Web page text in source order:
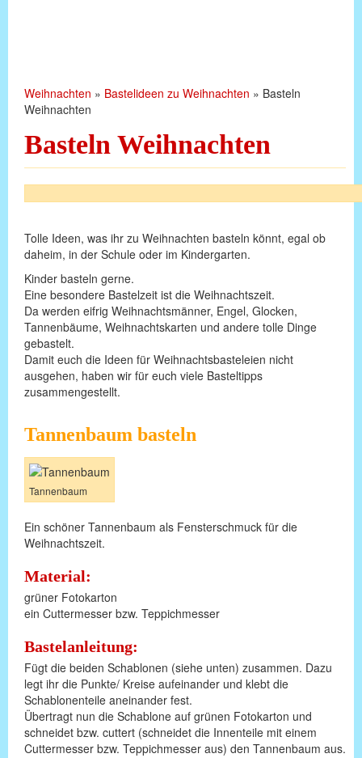
Weihnachten » Bastelideen zu Weihnachten » Basteln
Weihnachten
Basteln Weihnachten
Tolle Ideen, was ihr zu Weihnachten basteln könnt, egal ob
daheim, in der Schule oder im Kindergarten.
Kinder basteln gerne.
Eine besondere Bastelzeit ist die Weihnachtszeit.
Da werden eifrig Weihnachtsmänner, Engel, Glocken,
Tannenbäume, Weihnachtskarten und andere tolle Dinge
gebastelt.
Damit euch die Ideen für Weihnachtsbasteleien nicht
ausgehen, haben wir für euch viele Basteltipps
zusammengestellt.
Tannenbaum basteln
Tannenbaum
Ein schöner Tannenbaum als Fensterschmuck für die
Weihnachtszeit.
Material:
grüner Fotokarton
ein Cuttermesser bzw. Teppichmesser
Bastelanleitung:
Fügt die beiden Schablonen (siehe unten) zusammen. Dazu
legt ihr die Punkte/ Kreise aufeinander und klebt die
Schablonenteile aneinander fest.
Übertragt nun die Schablone auf grünen Fotokarton und
schneidet bzw. cuttert (schneidet die Innenteile mit einem
Cuttermesser bzw. Teppichmesser aus) den Tannenbaum aus.